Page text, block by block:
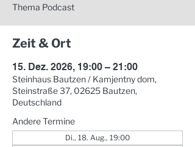
Thema Podcast
Zeit & Ort
15. Dez. 2026, 19:00 – 21:00
Steinhaus Bautzen / Kamjentny dom,
Steinstraße 37, 02625 Bautzen,
Deutschland
Andere Termine
Di., 18. Aug., 19:00